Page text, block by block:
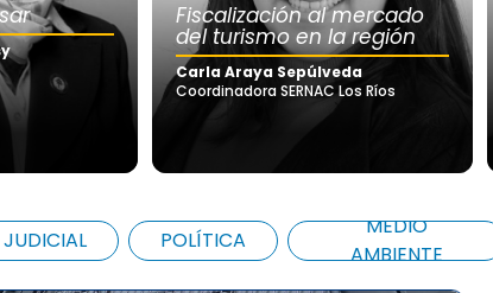
Fiscalización al mercado
del turismo en la región
Carla Araya Sepúlveda
Coordinadora SERNAC Los Ríos
JUDICIAL POLÍTICA
MEDIO
AMBIENTE